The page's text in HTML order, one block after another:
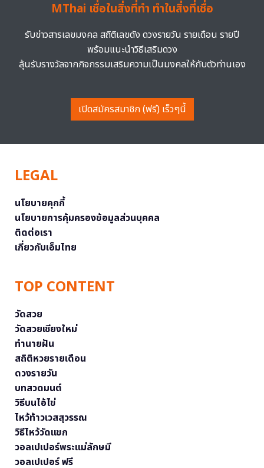
MThai เชื่อในสิ่งที่ทำ ทำในสิ่งที่เชื่อ
รับข่าวสารเลขมงคล สถิติเลขดัง ดวงรายวัน รายเดือน รายปี
พร้อมแนะนำวิธีเสริมดวง
ลุ้นรับรางวัลจากกิจกรรมเสริมความเป็นมงคลให้กับตัวท่านเอง
เปิดสมัครสมาชิก (ฟรี) เร็วๆนี้
LEGAL
นโยบายคุกกี้
นโยบายการคุ้มครองข้อมูลส่วนบุคคล
ติดต่อเรา
เกี่ยวกับเอ็มไทย
TOP CONTENT
วัดสวย
วัดสวยเชียงใหม่
ทำนายฝัน
สถิติหวยรายเดือน
ดวงรายวัน
บทสวดมนต์
วิธีบนไอ้ไข่
ไหว้ท้าวเวสสุวรรณ
วิธีไหว้วัดแขก
วอลเปเปอร์พระแม่ลักษมี
วอลเปเปอร์ ฟรี